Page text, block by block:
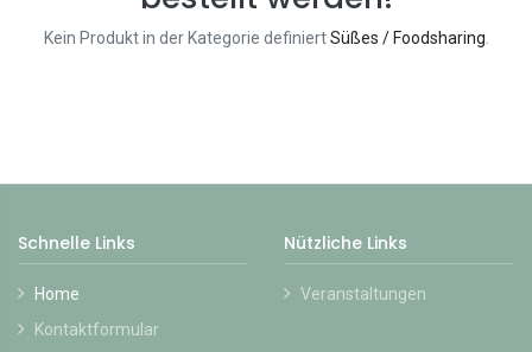
Kein Produkt in der Kategorie definiertSüßes / Foodsharing
Schnelle Links
Home
Kontaktformular
Nützliche Links
Veranstaltungen